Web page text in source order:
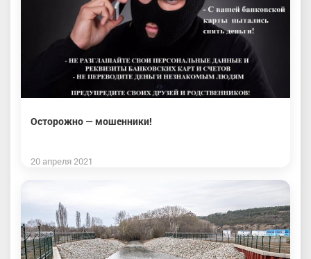
Осторожно — мошенники!
20 апреля 2021